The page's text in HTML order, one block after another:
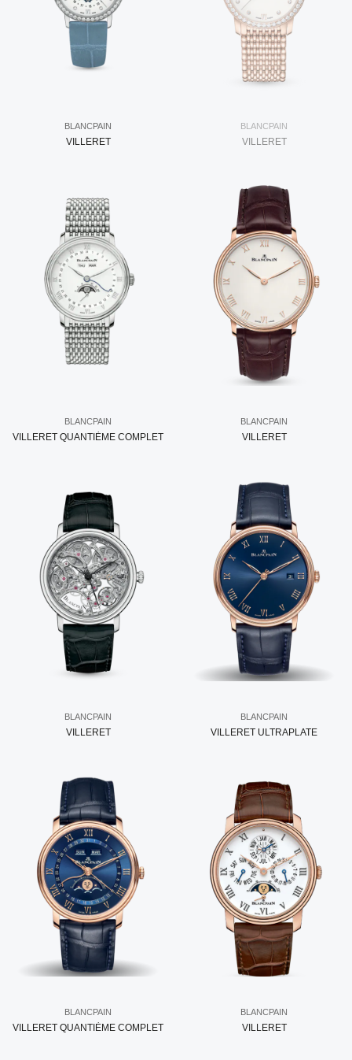
BLANCPAIN
VILLERET
BLANCPAIN
VILLERET
BLANCPAIN
VILLERET QUANTIÈME COMPLET
BLANCPAIN
VILLERET
BLANCPAIN
VILLERET
BLANCPAIN
VILLERET ULTRAPLATE
BLANCPAIN
VILLERET QUANTIÈME COMPLET
BLANCPAIN
VILLERET